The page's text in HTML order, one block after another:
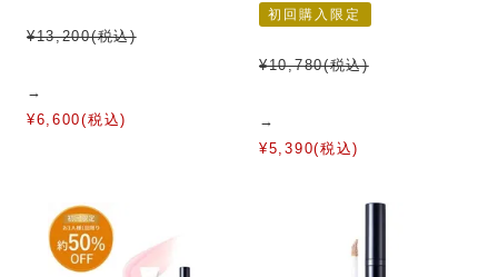
¥13,200(税込)
→
¥6,600(税込)
初回購入限定
¥10,780(税込)
→
¥5,390(税込)